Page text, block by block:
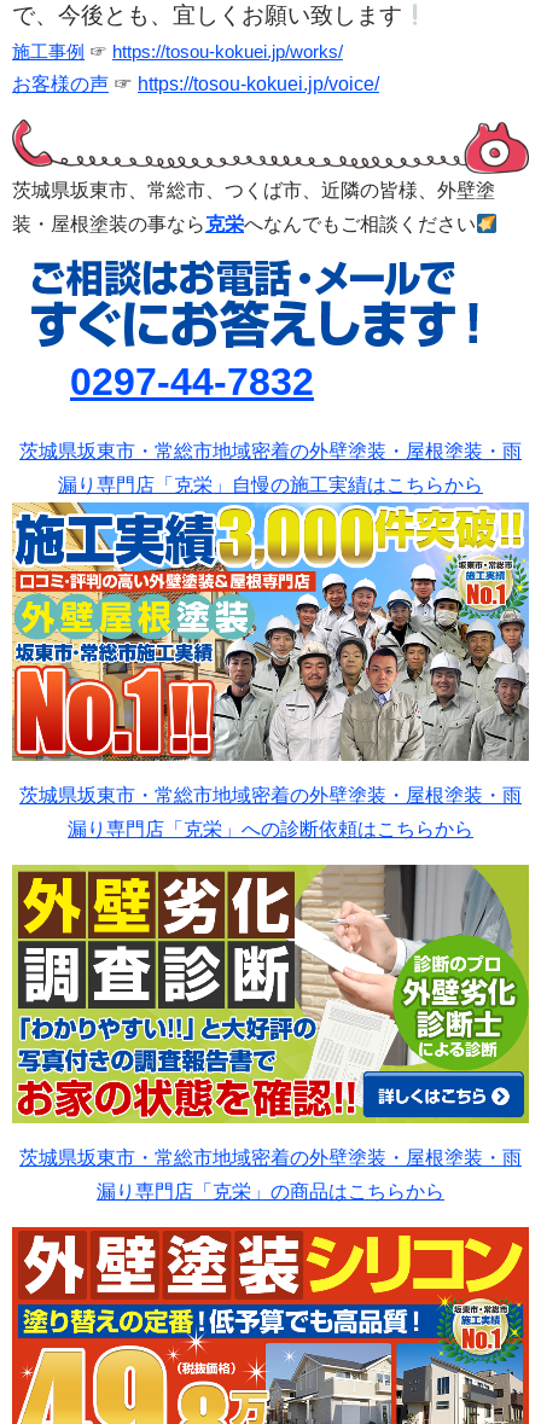
で、今後とも、宜しくお願い致します
施工事例 ☞ https://tosou-kokuei.jp/works/
お客様の声 ☞ https://tosou-kokuei.jp/voice/
茨城県坂東市、常総市、つくば市、 近隣の皆様、外壁塗
装・屋根塗装の事なら克栄へなんでもご相談ください
0297-44-7832
茨城県坂東市・常総市地域密着の外壁塗装・屋根塗装・雨
漏り専門店「克栄」自慢の施工実績はこちらから
茨城県坂東市・常総市地域密着の外壁塗装・屋根塗装・雨
漏り専門店「克栄」への診断依頼はこちらから
茨城県坂東市・常総市地域密着の外壁塗装・屋根塗装・雨
漏り専門店「克栄」の商品はこちらから